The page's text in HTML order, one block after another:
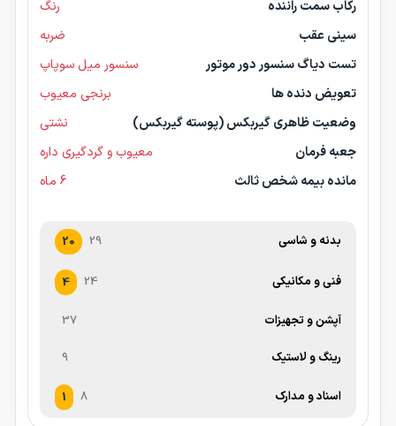
رکاب سمت راننده
رنگ
سینی عقب
ضربه
تست دیاگ سنسور دور موتور
سنسور میل سوپاپ
تعویض دنده ها
برنجی معیوب
وضعیت ظاهری گیربکس (پوسته گیربکس)
نشتی
جعبه فرمان
معیوب و گردگیری داره
مانده بیمه شخص ثالث
6 ماه
بدنه و شاسی 29
20
فنی و مکانیکی 24
4
آپشن و تجهیزات 37
رینگ و لاستیک 9
اسناد و مدارک 8
1